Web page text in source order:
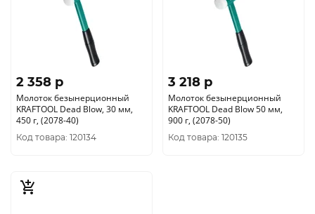
2 358 p
Молоток безынерционный
KRAFTOOL Dead Blow, 30 мм,
450 г, (2078-40)
Код товара: 120134
3 218 p
Молоток безынерционный
KRAFTOOL Dead Blow 50 мм,
900 г, (2078-50)
Код товара: 120135